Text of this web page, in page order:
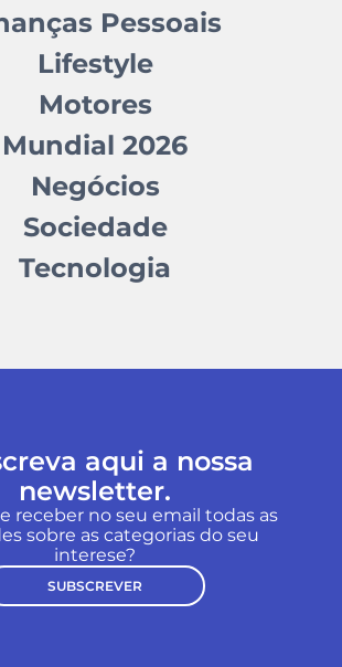
Pessoais
Lifestyle
Motores
Mundial 2026
Negócios
Sociedade
Tecnologia
aqui a nossa
newsletter.
receber no seu email todas as
sobre as categorias do seu
interese?
SUBSCREVER